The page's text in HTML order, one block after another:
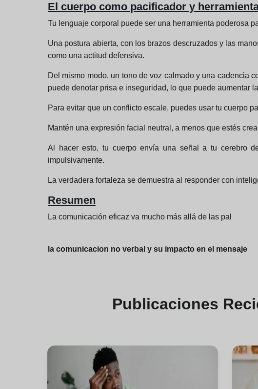
El cuerpo como pacificador y
Tu lenguaje corporal puede ser una herramienta poderosa
Una postura abierta, con los brazos descruzados y las
como una actitud defensiva.
Del mismo modo, un tono de voz calmado y una cadencia
puede denotar prisa e inseguridad, lo que puede aumentar
Para evitar que un conflicto escale, puedes usar tu cuerpo
Mantén una expresión facial neutral, a menos que estés
Al hacer esto, tu cuerpo envía una señal a tu cerebro
impulsivamente.
La verdadera fortaleza se demuestra al responder con
Resumen
La comunicación eficaz va mucho más allá de las pal
la comunicacion no verbal y su impacto en el mensaje
Publicaciones